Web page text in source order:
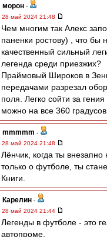
морон -
28 май 2024 21:48
Чем многим так Алекс
паненки ростову) , что бы
качественный сильный
легенда среди приезжих?
Праймовый Широков в
передачами разрезал
поля. Легко сойти за
можно на все 360
mmmmm -
28 май 2024 21:48
Лёнчик, когда ты
только о футболе, ты
Книги.
Карелин -
28 май 2024 21:44
Легенды в футболе - это
автопроме.